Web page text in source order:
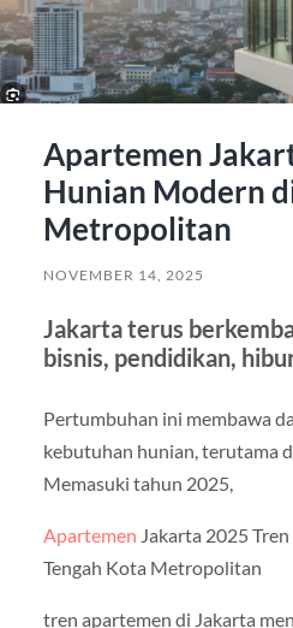
Apartemen
Hunian Modern
Metropolitan
NOVEMBER 14, 2025
Jakarta terus
bisnis, pendidikan,
Pertumbuhan ini membawa
kebutuhan hunian, terutama
Memasuki tahun 2025,
Apartemen Jakarta 2025
Tengah Kota Metropolitan
tren apartemen di Jakarta